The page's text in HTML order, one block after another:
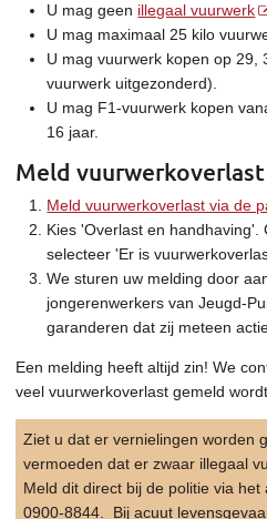
U mag geen illegaal vuurwerk
U mag maximaal 25 kilo
U mag vuurwerk kopen op 29,
vuurwerk uitgezonderd).
U mag F1-vuurwerk kopen
16 jaar.
Meld vuurwerkoverlast
Meld vuurwerkoverlast via de
Kies 'Overlast en handhaving'.
selecteer 'Er is
We sturen uw melding door
jongerenwerkers van Jeugd-
garanderen dat zij meteen
Een melding heeft altijd zin! We
veel vuurwerkoverlast gemeld
Ziet u dat er vernielingen worden
vermoeden dat er zwaar illegaal
Meld dit direct bij de politie via
0900-8844. Bij acuut